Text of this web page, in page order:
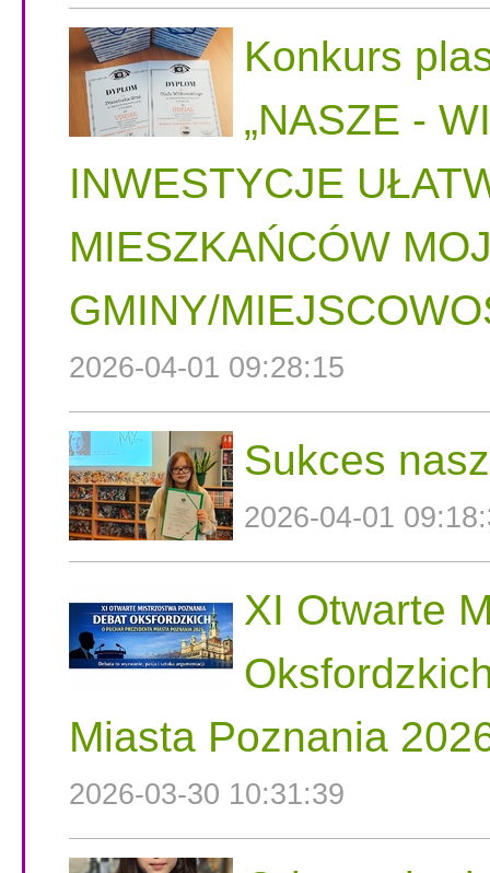
Konkurs
„NASZE -
INWESTYCJE
MIESZKAŃCÓW
GMINY/
2026-04-01 09:28:15
Sukces
2026-04-01
XI Otwarte
Miasta Poznania
2026-03-30 10:31:39